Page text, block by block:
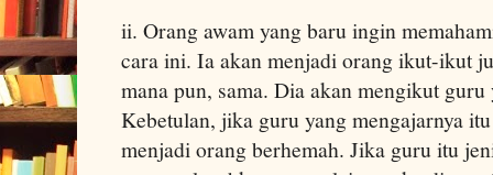
ii. Orang awam yang baru ingin
cara ini. Ia akan menjadi orang ikut-ikut
mana pun, sama. Dia akan mengikut guru
Kebetulan, jika guru yang mengajarnya
menjadi orang berhemah. Jika guru itu